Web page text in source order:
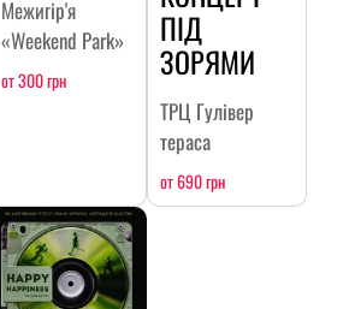
Межигір'я
«Weekend Park»
от 300 грн
ПІД
ЗОРЯМИ
ТРЦ Гулівер
тераса
от 690 грн